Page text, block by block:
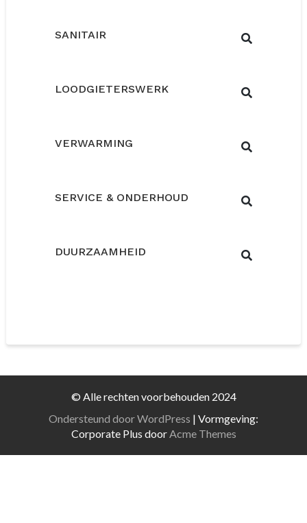
SANITAIR
LOODGIETERSWERK
VERWARMING
SERVICE & ONDERHOUD
DUURZAAMHEID
© Alle rechten voorbehouden 2024
Ondersteund door WordPress | Vormgeving:
Corporate Plus doorAcme Themes